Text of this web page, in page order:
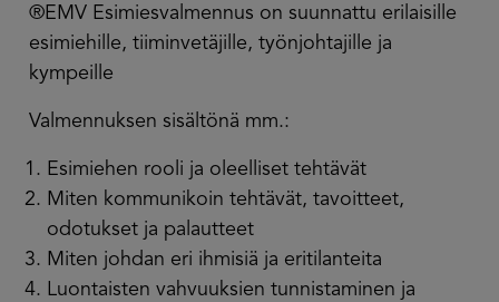
®EMV Esimiesvalmennus on suunnattu erilaisille
esimiehille, tiiminvetäjille, työnjohtajille ja
kympeille
Valmennuksen sisältönä mm.:
Esimiehen rooli ja oleelliset tehtävät
Miten kommunikoin tehtävät, tavoitteet,
odotukset ja palautteet
Miten johdan eri ihmisiä ja eritilanteita
Luontaisten vahvuuksien tunnistaminen ja